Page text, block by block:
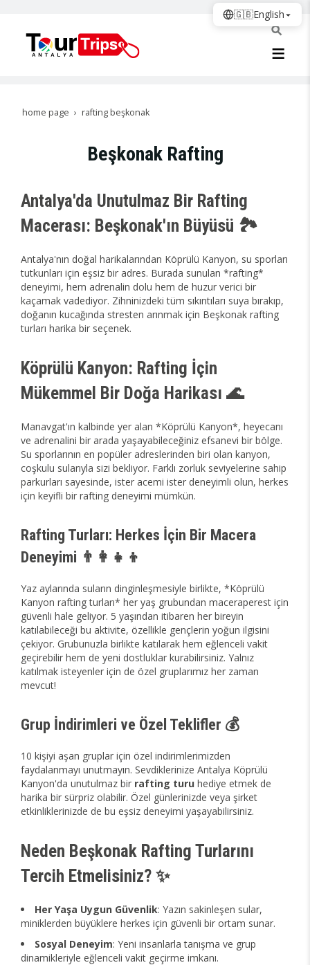
home page rafting beşkonak
Beşkonak Rafting
Antalya'da Unutulmaz Bir Rafting
Macerası: Beşkonak'ın Büyüsü 🏞️
Antalya'nın doğal harikalarından Köprülü Kanyon, su sporları
tutkunları için eşsiz bir adres. Burada sunulan *rafting*
deneyimi, hem adrenalin dolu hem de huzur verici bir
kaçamak vadediyor. Zihninizdeki tüm sıkıntıları suya bırakıp,
doğanın kucağında stresten arınmak için Beşkonak rafting
turları harika bir seçenek.
Köprülü Kanyon: Rafting İçin
Mükemmel Bir Doğa Harikası 🌊
Manavgat'ın kalbinde yer alan *Köprülü Kanyon*, heyecanı
ve adrenalini bir arada yaşayabileceğiniz efsanevi bir bölge.
Su sporlarının en popüler adreslerinden biri olan kanyon,
coşkulu sularıyla sizi bekliyor. Farklı zorluk seviyelerine sahip
parkurları sayesinde, ister acemi ister deneyimli olun, herkes
için keyifli bir rafting deneyimi mümkün.
Rafting Turları: Herkes İçin Bir Macera
Deneyimi 👨‍👩‍👧‍👦
Yaz aylarında suların dinginleşmesiyle birlikte, *Köprülü
Kanyon rafting turları* her yaş grubundan maceraperest için
güvenli hale geliyor. 5 yaşından itibaren her bireyin
katılabileceği bu aktivite, özellikle gençlerin yoğun ilgisini
çekiyor. Grubunuzla birlikte katılarak hem eğlenceli vakit
geçirebilir hem de yeni dostluklar kurabilirsiniz. Yalnız
katılmak isteyenler için de özel gruplarımız her zaman
mevcut!
Grup İndirimleri ve Özel Teklifler 💰
10 kişiyi aşan gruplar için özel indirimlerimizden
faydalanmayı unutmayın. Sevdiklerinize Antalya Köprülü
Kanyon'da unutulmaz bir rafting turu hediye etmek de
harika bir sürpriz olabilir. Özel günlerinizde veya şirket
etkinliklerinizde de bu eşsiz deneyimi yaşayabilirsiniz.
Neden Beşkonak Rafting Turlarını
Tercih Etmelisiniz? ✨
Her Yaşa Uygun Güvenlik: Yazın sakinleşen sular,
miniklerden büyüklere herkes için güvenli bir ortam sunar.
Sosyal Deneyim: Yeni insanlarla tanışma ve grup
dinamikleriyle eğlenceli vakit geçirme imkanı.
🇬🇧English